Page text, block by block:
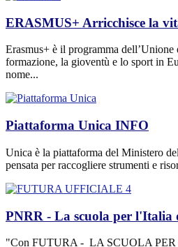
ERASMUS+ Arricchisce la
Erasmus+ è il programma dell’Unione
formazione, la gioventù e lo sport in
nome...
Piattaforma Unica INFO
Unica è la piattaforma del Ministero
pensata per raccogliere strumenti e
PNRR - La scuola per l'Italia
"Con FUTURA - LA SCUOLA